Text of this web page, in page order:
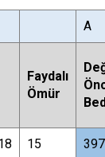
A
Faydalı
Ömür
15